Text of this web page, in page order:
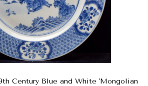
Century Blue and White 'Mongolian